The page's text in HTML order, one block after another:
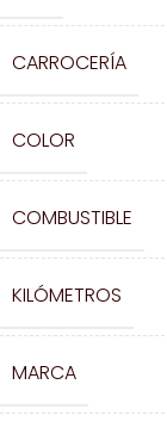
CARROCERÍA
COLOR
COMBUSTIBLE
KILÓMETROS
MARCA